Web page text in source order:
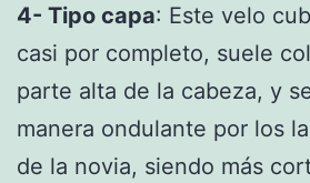
4- Tipo capa: Este velo
casi por completo, suele
parte alta de la cabeza, y
manera ondulante por los
de la novia, siendo más